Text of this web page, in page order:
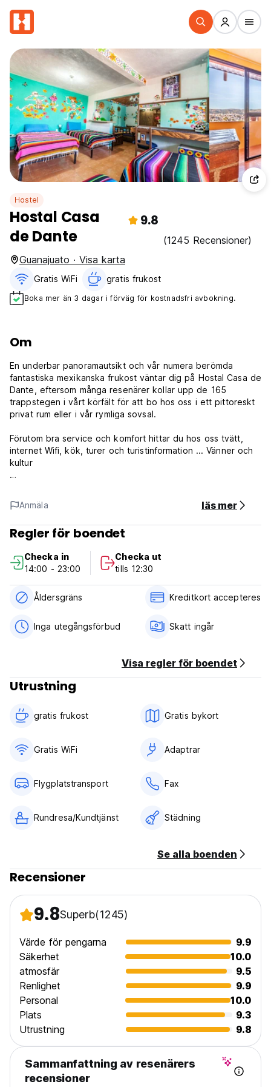
Hostel
Hostal Casa
de Dante
9.8
(1245 Recensioner)
Guanajuato · Visa karta
Gratis WiFi gratis frukost‎
Boka mer än 3 dagar i förväg för kostnadsfri avbokning.
Om
En underbar panoramautsikt och vår numera berömda
fantastiska mexikanska frukost väntar dig på Hostal Casa de
Dante, eftersom många resenärer kollar upp de 165
trappstegen i vårt körfält för att bo hos oss i ett pittoreskt
privat rum eller i vår rymliga sovsal.
Förutom bra service och komfort hittar du hos oss tvätt,
internet Wifi, kök, turer och turistinformation ... Vänner och
kultur
Incheckning: kl. 14.00 - 24.00
Utcheckning: kl. 12.30
lämpligt för barn, äldre och personer med rörelseproblem
(Auto-translated from original language)
Anmäla läs mer
Regler för boendet
Checka in
14:00 - 23:00
Checka ut
tills 12:30
Åldersgräns Kreditkort accepteres
Inga utegångsförbud Skatt ingår
Visa regler för boendet
Utrustning
gratis frukost‎ Gratis bykort
Gratis WiFi Adaptrar
Flygplatstransport Fax
Rundresa/Kundtjänst Städning
Se alla boenden
Recensioner
9.8Superb(1245)
Värde för pengarna
9.9
Säkerhet
10.0
atmosfär
9.5
Renlighet
9.9
Personal
10.0
Plats
9.3
Utrustning
9.8
Sammanfattning av resenärers
recensioner